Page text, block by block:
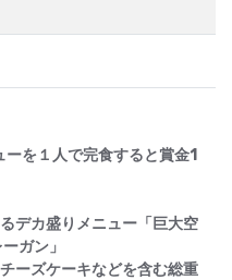
を１人で完食すると賞金1
デカ盛りメニュー「巨大空
ガン」
ーズケーキなどを含む総重